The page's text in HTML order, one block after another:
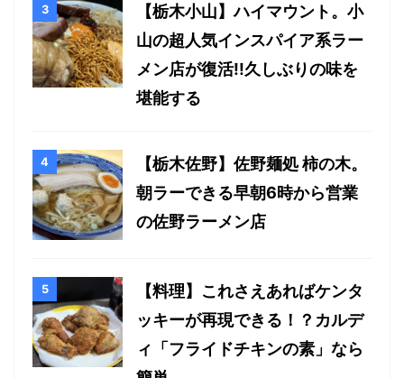
【栃木小山】ハイマウント。小
山の超人気インスパイア系ラー
メン店が復活!!久しぶりの味を
堪能する
【栃木佐野】佐野麺処 柿の木。
朝ラーできる早朝6時から営業
の佐野ラーメン店
【料理】これさえあればケンタ
ッキーが再現できる！？カルデ
ィ「フライドチキンの素」なら